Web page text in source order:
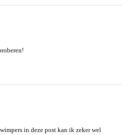
in deze post kan ik zeker wel